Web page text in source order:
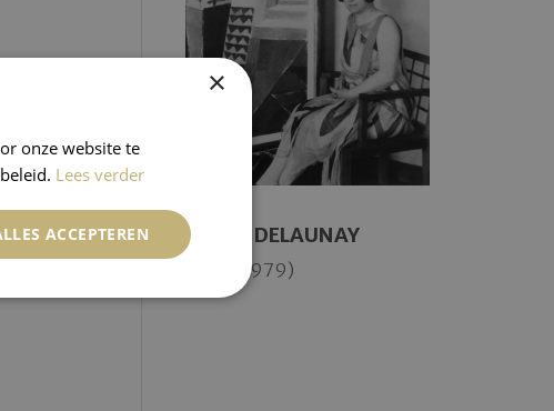
SONIA DELAUNAY
(1885-1979)
×
onze website te
Lees verder
ACCEPTEREN